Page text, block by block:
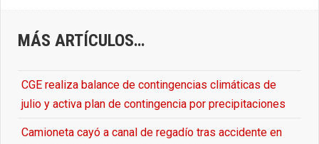
MÁS ARTÍCULOS…
CGE realiza balance de contingencias climáticas de
julio y activa plan de contingencia por precipitaciones
Camioneta cayó a canal de regadío tras accidente en